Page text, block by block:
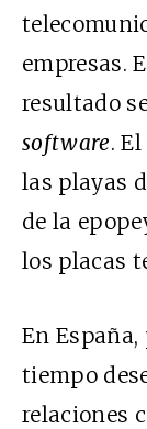
empresas.
resultado
software.
las playas
de la
los placas
En
tiempo
relaciones